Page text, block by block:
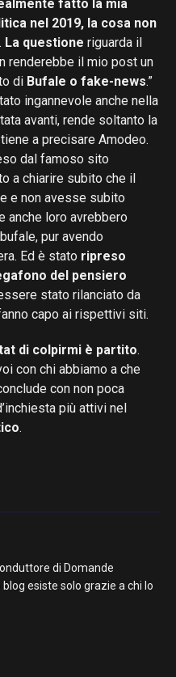
fatto la mia
nel 2019, la cosa non
. La questione riguarda il
renderebbe il mio post un
di Bufale o fake-news.”
ingannevole anche nella
avanti, rende soltanto la
a precisare Amodeo.
dal famoso sito
a chiarire subito che il
e non avesse subito
anche loro avrebbero
pur avendo
Ed è stato ripreso
del pensiero
stato rilanciato da
capo ai rispettivi siti.
di colpirmi è partito.
con chi abbiamo a che
con non poca
più attivi nel
.
di Domande
esiste solo grazie a chi lo